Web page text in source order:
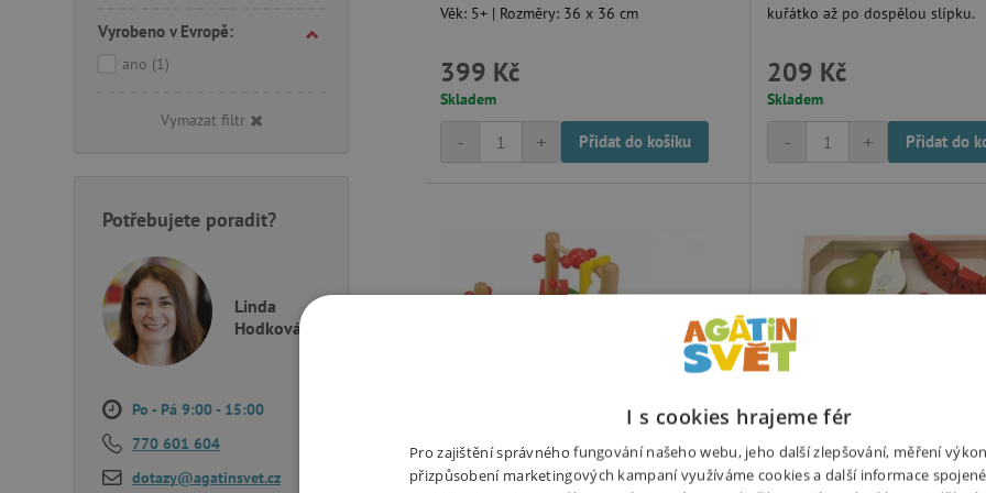
Vyrobeno v Evropě:
ano (1)
Vymazat filtr
Potřebujete poradit?
Linda
Hodková
Po - Pá 9:00 - 15:00
770 601 604
dotazy@agatinsvet.cz
Věk: 5+ | Rozměry: 36 x 36 cm
399 Kč
Skladem
+
- Přidat do košíku
kuřátko až po dospělou slípku.
209 Kč
Skladem
+
- Přidat do
I s cookies hrajeme fér
Pro zajištění správného fungování našeho webu, jeho další zlepšování, měření
přizpůsobení marketingových kampaní využíváme cookies a další informace